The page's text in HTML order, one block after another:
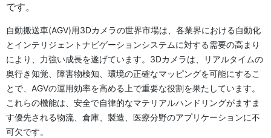
です。
自動搬送車(AGV)用3Dカメラの世界市場は、各業界における自動化
とインテリジェントナビゲーションシステムに対する需要の高まり
により、力強い成長を遂げています。3Dカメラは、リアルタイムの
奥行き知覚、障害物検知、環境の正確なマッピングを可能にするこ
とで、AGVの運用効率を高める上で重要な役割を果たしています。
これらの機能は、安全で自律的なマテリアルハンドリングがますま
す優先される物流、倉庫、製造、医療分野のアプリケーションに不
可欠です。